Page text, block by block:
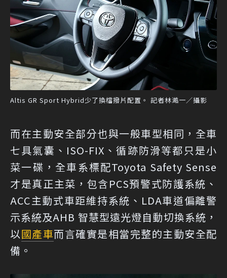
Altis GR Sport Hybrid少了換檔撥片配置。 記者林澔一／攝影
而在主動安全部分也與一般車型相同，全車
七具氣囊、ISO-FIX、循跡防滑等都只是小
菜一碟，全車系標配Toyota Safety Sense
才是真正主菜，包含PCS預警式防護系統、
ACC主動式車距維持系統、LDA車道偏離警
示系統及AHB 智慧型遠光燈自動切換系統，
以國產車而言確實是相當完整的主動安全配
備。